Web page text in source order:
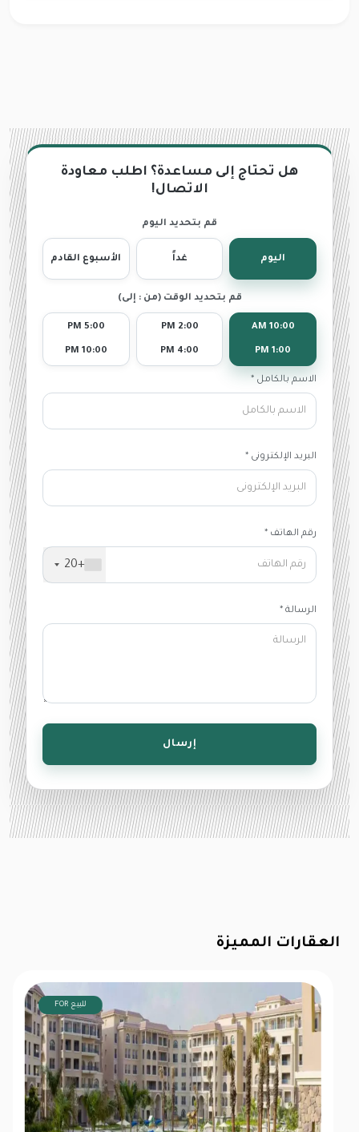
هل تحتاج إلى مساعدة؟ اطلب معاودة
الاتصال!
قم بتحديد اليوم
اليوم غداً الأسبوع القادم
قم بتحديد الوقت (من : إلى)
10:00 AM
1:00 PM
2:00 PM
4:00 PM
5:00 PM
10:00 PM
الاسم بالكامل *
البريد الإلكترونى *
رقم الهاتف *
+20
الرسالة *
إرسال
العقارات المميزة
FOR للبيع